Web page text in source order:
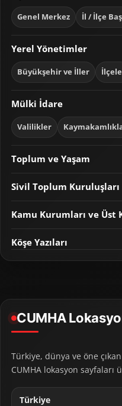
Genel Merkez İl / İlçe
Yerel Yönetimler
Büyükşehir ve İller
Mülki İdare
Valilikler
Toplum ve Yaşam
Sivil Toplum Kuruluşları
Kamu Kurumları ve Üst
Köşe Yazıları
CUMHA
Türkiye, dünya ve öne
CUMHA lokasyon
Türkiye